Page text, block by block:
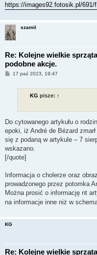
https://images92.fotosik.pl/691/
szamil
Re: Kolejne wielkie
podobne akcje.
P17 paź 2023, 19:47
KG pisze: ↑
Do cytowanego artykułu o
epoki, iż André de Bézard
się z podaną w artykule – 7
wskazano.
[/quote]
Informacja o cholerze oraz
prowadzonego przez potomka
Można prosić o informację nt
na informacje inne niż w
KG
Re: Kolejne wielkie